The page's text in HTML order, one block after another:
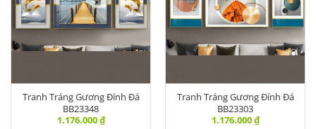
Tranh Tráng Gương Đính Đá
BB23348
1.176.000₫
Tranh Tráng Gương Đính Đá
BB23303
1.176.000₫